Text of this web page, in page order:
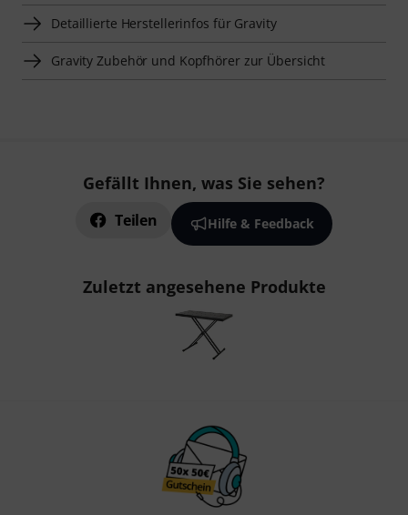
Detaillierte Herstellerinfos für Gravity
Gravity Zubehör und Kopfhörer zur Übersicht
Gefällt Ihnen, was Sie sehen?
Teilen Hilfe & Feedback
Zuletzt angesehene Produkte